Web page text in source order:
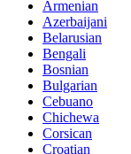
Armenian
Azerbaijani
Belarusian
Bengali
Bosnian
Bulgarian
Cebuano
Chichewa
Corsican
Croatian